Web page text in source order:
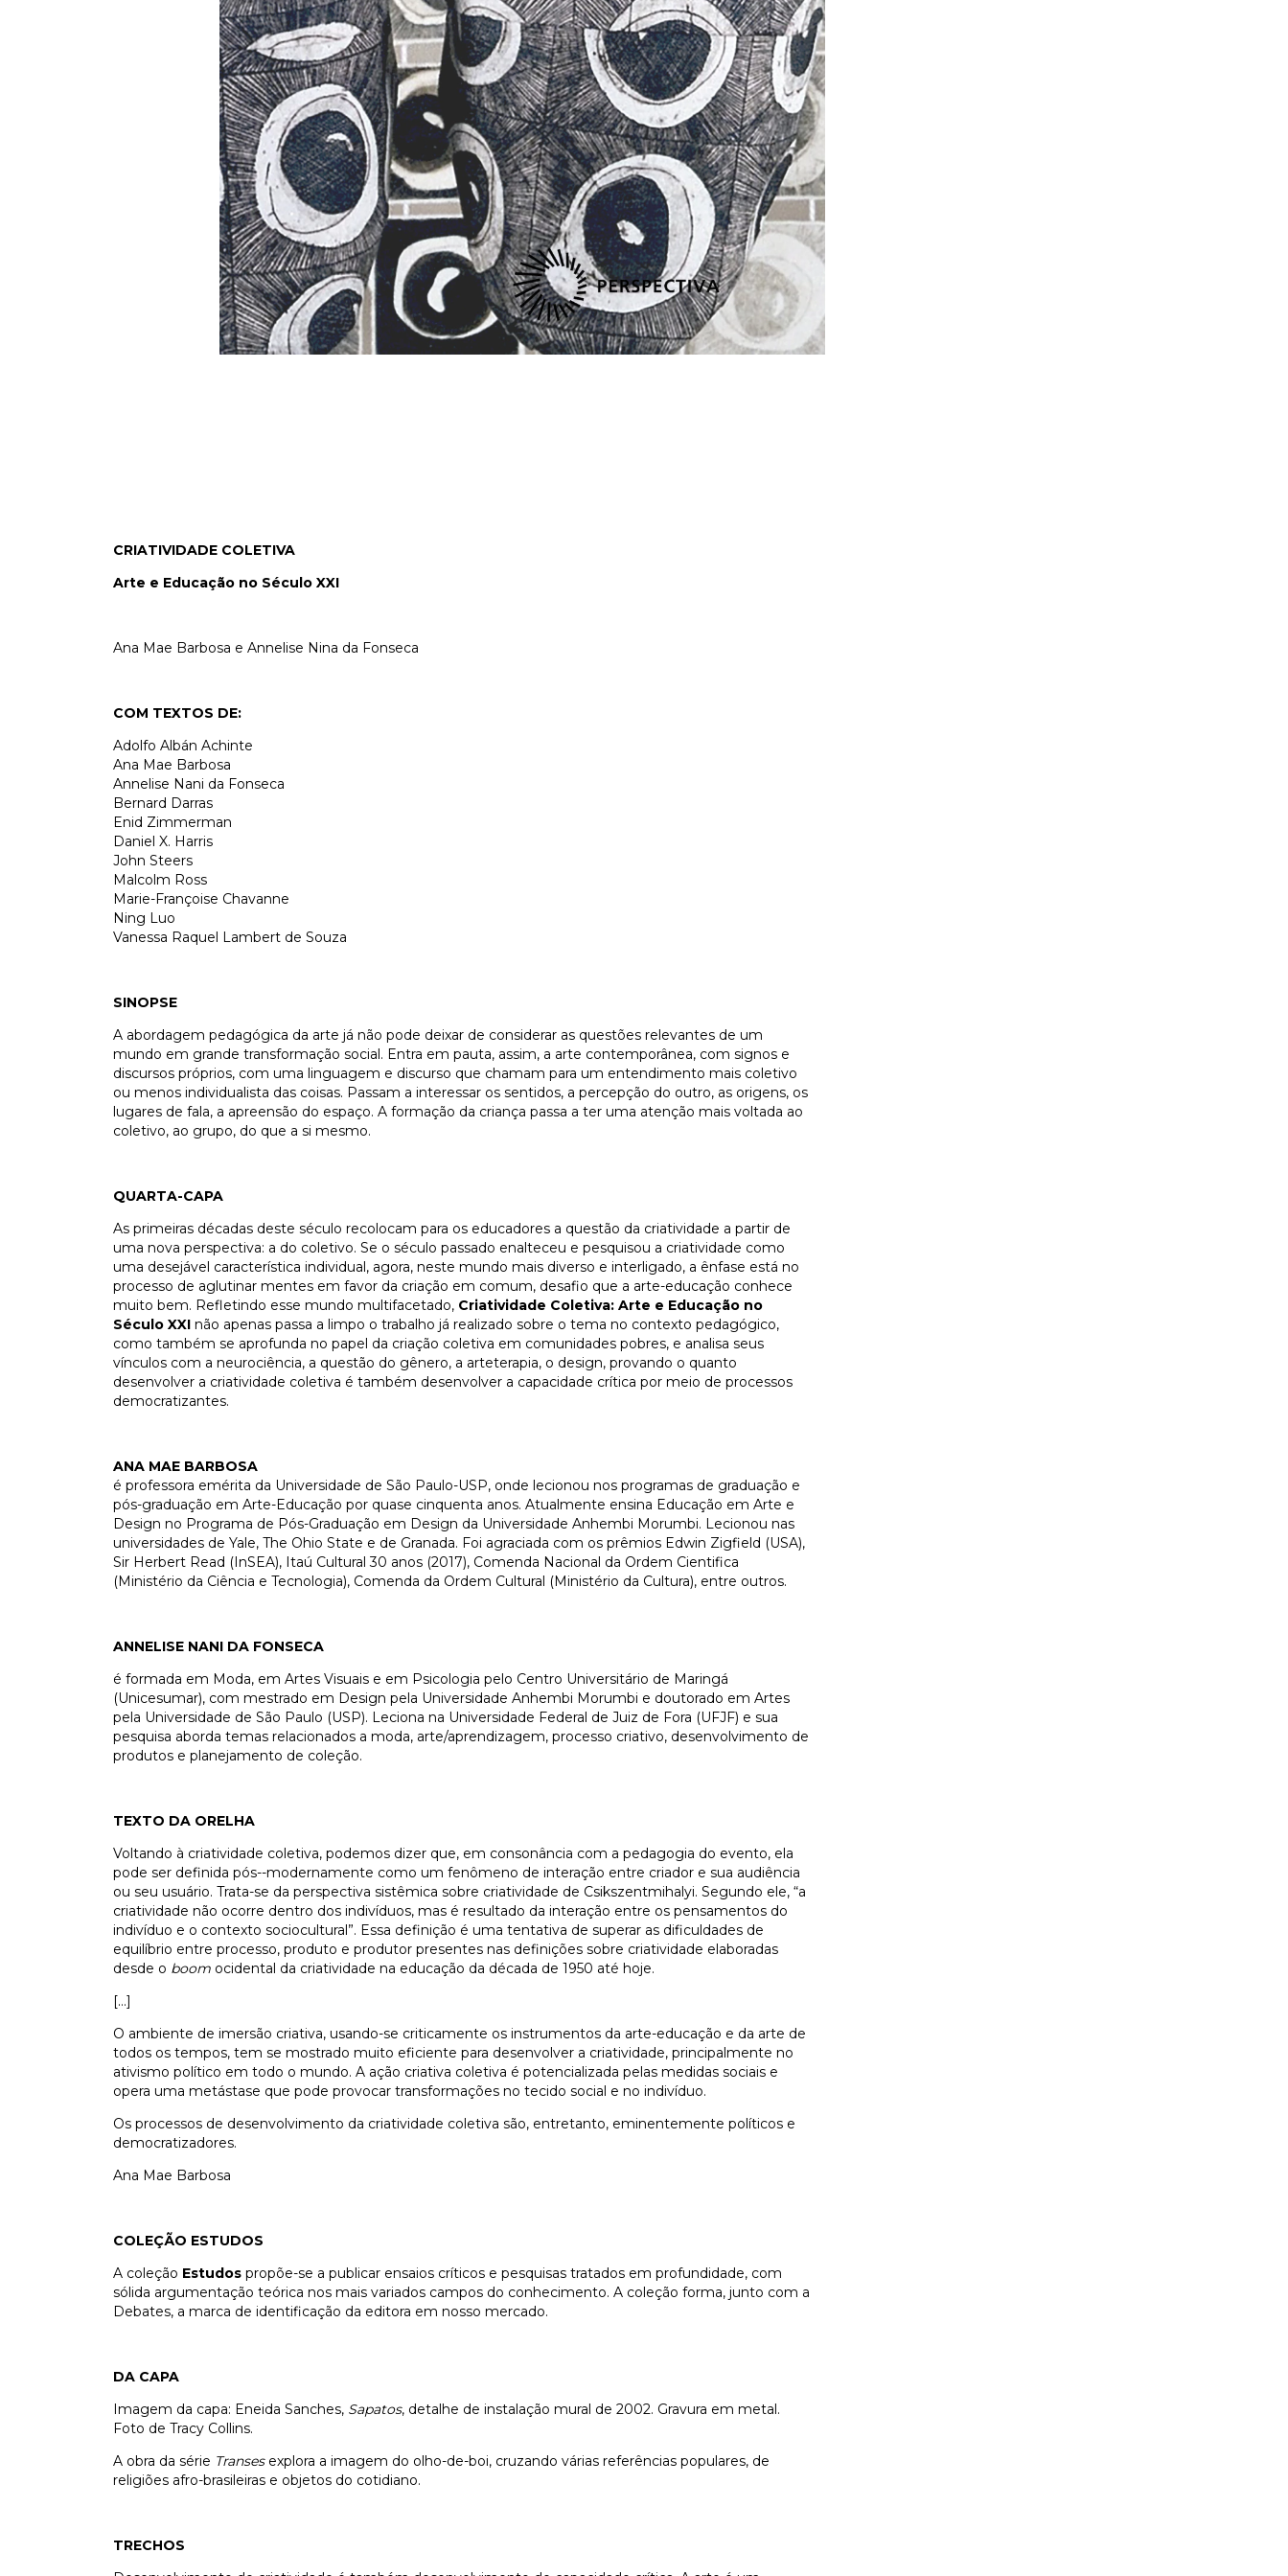
CRIATIVIDADE COLETIVA
Arte e Educação no Século XXI
Ana Mae Barbosa e Annelise Nina da Fonseca
COM TEXTOS DE:
Adolfo Albán Achinte
Ana Mae Barbosa
Annelise Nani da Fonseca
Bernard Darras
Enid Zimmerman
Daniel X. Harris
John Steers
Malcolm Ross
Marie-Françoise Chavanne
Ning Luo
Vanessa Raquel Lambert de Souza
SINOPSE
A abordagem pedagógica da arte já não pode deixar de considerar as questões relevantes de um
mundo em grande transformação social. Entra em pauta, assim, a arte contemporânea, com signos e
discursos próprios, com uma linguagem e discurso que chamam para um entendimento mais coletivo
ou menos individualista das coisas. Passam a interessar os sentidos, a percepção do outro, as origens, os
lugares de fala, a apreensão do espaço. A formação da criança passa a ter uma atenção mais voltada ao
coletivo, ao grupo, do que a si mesmo.
QUARTA-CAPA
As primeiras décadas deste século recolocam para os educadores a questão da criatividade a partir de
uma nova perspectiva: a do coletivo. Se o século passado enalteceu e pesquisou a criatividade como
uma desejável característica individual, agora, neste mundo mais diverso e interligado, a ênfase está no
processo de aglutinar mentes em favor da criação em comum, desafio que a arte-educação conhece
muito bem. Refletindo esse mundo multifacetado, Criatividade Coletiva: Arte e Educação no
Século XXI não apenas passa a limpo o trabalho já realizado sobre o tema no contexto pedagógico,
como também se aprofunda no papel da criação coletiva em comunidades pobres, e analisa seus
vínculos com a neurociência, a questão do gênero, a arteterapia, o design, provando o quanto
desenvolver a criatividade coletiva é também desenvolver a capacidade crítica por meio de processos
democratizantes.
ANA MAE BARBOSA
é professora emérita da Universidade de São Paulo-USP, onde lecionou nos programas de graduação e
pós-graduação em Arte-Educação por quase cinquenta anos. Atualmente ensina Educação em Arte e
Design no Programa de Pós-Graduação em Design da Universidade Anhembi Morumbi. Lecionou nas
universidades de Yale, The Ohio State e de Granada. Foi agraciada com os prêmios Edwin Zigfield (USA),
Sir Herbert Read (InSEA), Itaú Cultural 30 anos (2017), Comenda Nacional da Ordem Cientifica
(Ministério da Ciência e Tecnologia), Comenda da Ordem Cultural (Ministério da Cultura), entre outros.
ANNELISE NANI DA FONSECA
é formada em Moda, em Artes Visuais e em Psicologia pelo Centro Universitário de Maringá
(Unicesumar), com mestrado em Design pela Universidade Anhembi Morumbi e doutorado em Artes
pela Universidade de São Paulo (USP). Leciona na Universidade Federal de Juiz de Fora (UFJF) e sua
pesquisa aborda temas relacionados a moda, arte/aprendizagem, processo criativo, desenvolvimento de
produtos e planejamento de coleção.
TEXTO DA ORELHA
Voltando à criatividade coletiva, podemos dizer que, em consonância com a pedagogia do evento, ela
pode ser definida pós--modernamente como um fenômeno de interação entre criador e sua audiência
ou seu usuário. Trata-se da perspectiva sistêmica sobre criatividade de Csikszentmihalyi. Segundo ele, “a
criatividade não ocorre dentro dos indivíduos, mas é resultado da interação entre os pensamentos do
indivíduo e o contexto sociocultural”. Essa definição é uma tentativa de superar as dificuldades de
equilíbrio entre processo, produto e produtor presentes nas definições sobre criatividade elaboradas
desde o boom ocidental da criatividade na educação da década de 1950 até hoje.
[…]
O ambiente de imersão criativa, usando-se criticamente os instrumentos da arte-educação e da arte de
todos os tempos, tem se mostrado muito eficiente para desenvolver a criatividade, principalmente no
ativismo político em todo o mundo. A ação criativa coletiva é potencializada pelas medidas sociais e
opera uma metástase que pode provocar transformações no tecido social e no indivíduo.
Os processos de desenvolvimento da criatividade coletiva são, entretanto, eminentemente políticos e
democratizadores.
Ana Mae Barbosa
COLEÇÃO ESTUDOS
A coleção Estudos propõe-se a publicar ensaios críticos e pesquisas tratados em profundidade, com
sólida argumentação teórica nos mais variados campos do conhecimento. A coleção forma, junto com a
Debates, a marca de identificação da editora em nosso mercado.
DA CAPA
Imagem da capa: Eneida Sanches, Sapatos, detalhe de instalação mural de 2002. Gravura em metal.
Foto de Tracy Collins.
A obra da série Transesexplora a imagem do olho-de-boi, cruzando várias referências populares, de
religiões afro-brasileiras e objetos do cotidiano.
TRECHOS